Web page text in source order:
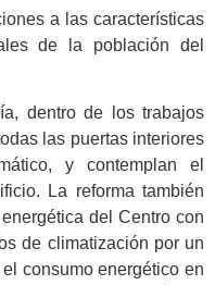
a las características
de la población del
dentro de los trabajos
las puertas interiores
y contemplan el
La reforma también
del Centro con
de climatización por un
consumo energético en